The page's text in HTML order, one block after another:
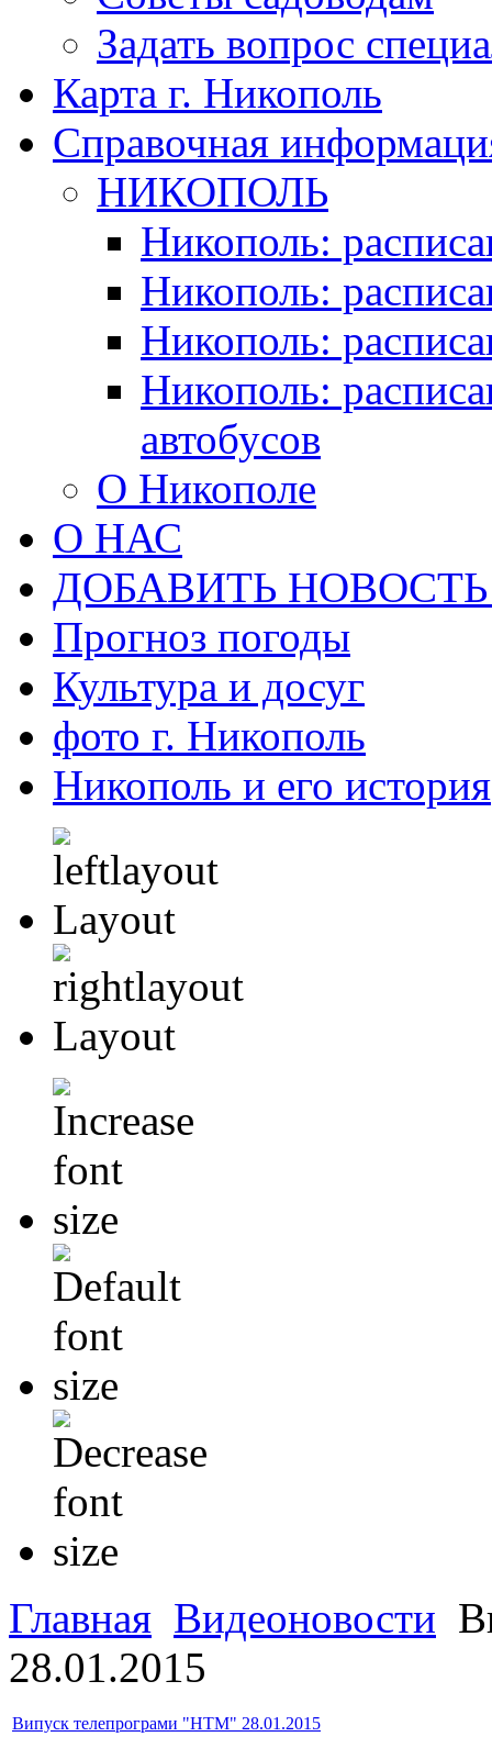
Задать вопрос
Карта г. Никополь
Справочная
НИКОПОЛЬ
Никополь:
Никополь:
Никополь:
Никополь:
автобусов
О Никополе
О НАС
ДОБАВИТЬ
Прогноз погоды
Культура и досуг
фото г. Никополь
Никополь и его история
Главная Видеоновости
28.01.2015
Випуск телепрограми "НТМ" 28.01.2015